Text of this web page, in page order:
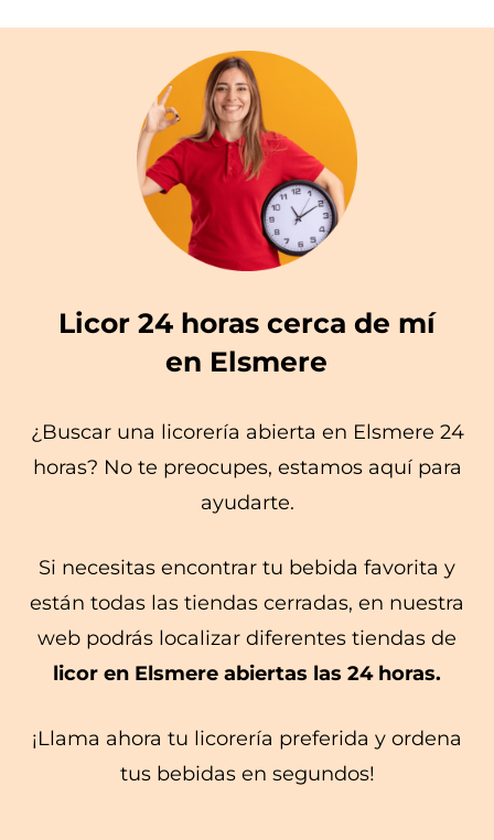
Licor 24 horas cerca de mí
en Elsmere
¿Buscar una licorería abierta en Elsmere 24
horas? No te preocupes, estamos aquí para
ayudarte.
Si necesitas encontrar tu bebida favorita y
están todas las tiendas cerradas, en nuestra
web podrás localizar diferentes tiendas de
licor en Elsmere abiertas las 24 horas.
¡Llama ahora tu licorería preferida y ordena
tus bebidas en segundos!